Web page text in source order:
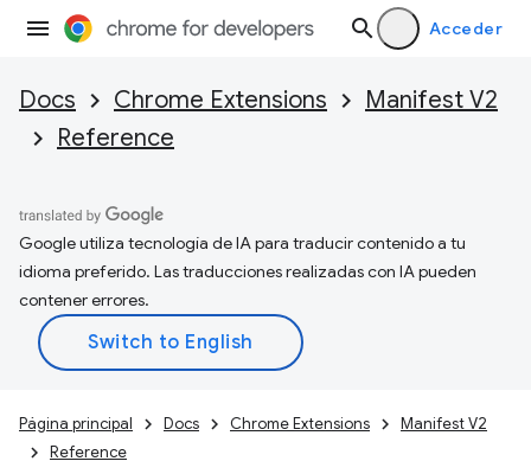
Acceder
Docs Chrome Extensions
Manifest V2
Reference
Google utiliza tecnología de IA para traducir contenido a tu
idioma preferido. Las traducciones realizadas con IA pueden
contener errores.
Página principal Docs Chrome Extensions
Manifest V2
Reference